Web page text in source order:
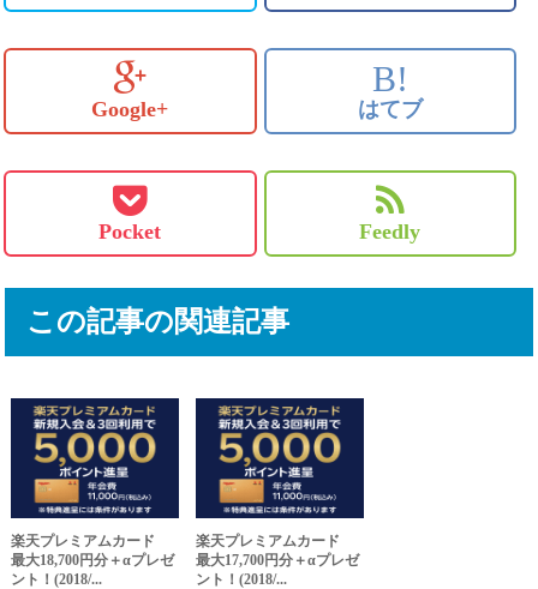
Google+
B!
はてブ
Pocket Feedly
この記事の関連記事
楽天プレミアムカード
最大18,700円分＋αプレゼ
ント！(2018/...
楽天プレミアムカード
最大17,700円分＋αプレゼ
ント！(2018/...